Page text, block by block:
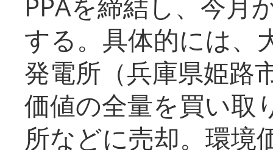
する。具体的には、
発電所（兵庫県姫路
価値の全量を買い取
所などに売却。環境